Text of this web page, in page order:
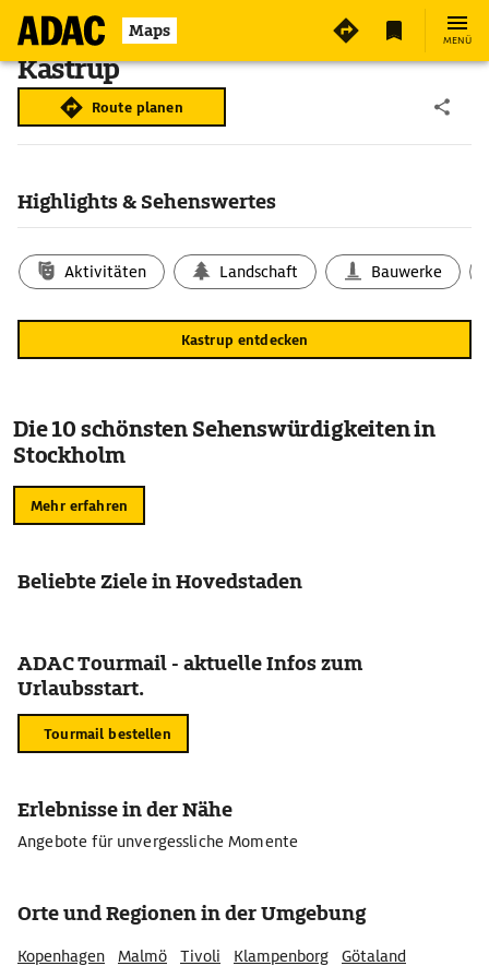
Maps MENÜ
Kastrup
Route planen
Highlights & Sehenswertes
Aktivitäten Landschaft Bauwerke
Kastrup entdecken
Die 10 schönsten Sehenswürdigkeiten in
Stockholm
Mehr erfahren
Beliebte Ziele in Hovedstaden
ADAC Tourmail - aktuelle Infos zum
Urlaubsstart.
Tourmail bestellen
Erlebnisse in der Nähe
Angebote für unvergessliche Momente
Orte und Regionen in der Umgebung
Kopenhagen Malmö Tivoli Klampenborg Götaland